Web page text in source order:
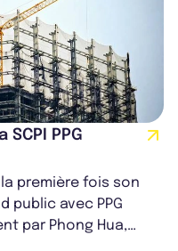
PPG
première fois son
public avec PPG
par Phong Hua,
d...